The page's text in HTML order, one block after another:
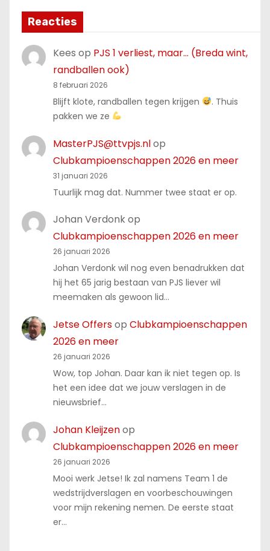
Reacties
Kees op PJS 1 verliest, maar… (Breda wint,
randballen ook)
8 februari 2026
Blijft klote, randballen tegen krijgen
. Thuis
pakken we ze
MasterPJS@ttvpjs.nlop
Clubkampioenschappen 2026 en meer
31 januari 2026
Tuurlijk mag dat. Nummer twee staat er op.
Johan Verdonkop
Clubkampioenschappen 2026 en meer
26 januari 2026
Johan Verdonk wil nog even benadrukken dat
hij het 65 jarig bestaan van PJS liever wil
meemaken als gewoon lid…
Jetse Offersop Clubkampioenschappen
2026 en meer
26 januari 2026
Wow, top Johan. Daar kan ik niet tegen op. Is
het een idee dat we jouw verslagen in de
nieuwsbrief…
Johan Kleijzenop
Clubkampioenschappen 2026 en meer
26 januari 2026
Mooi werk Jetse! Ik zal namens Team 1 de
wedstrijdverslagen en voorbeschouwingen
voor mijn rekening nemen. De eerste staat
er…